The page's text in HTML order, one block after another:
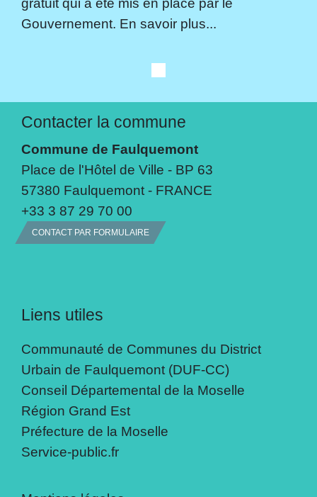
Gouvernement. En savoir plus...
Contacter la commune
Commune de Faulquemont
Place de l'Hôtel de Ville - BP 63
57380 Faulquemont - FRANCE
+33 3 87 29 70 00
CONTACT PAR FORMULAIRE
Liens utiles
Communauté de Communes du District
Urbain de Faulquemont (DUF-CC)
Conseil Départemental de la Moselle
Région Grand Est
Préfecture de la Moselle
Service-public.fr